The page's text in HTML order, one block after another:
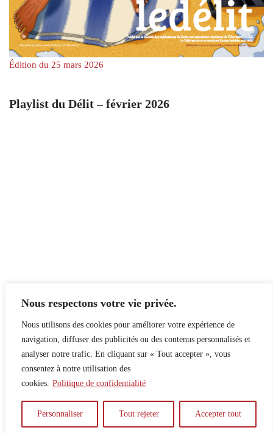
Nous respectons votre vie privée.
Nous utilisons des cookies pour améliorer votre expérience de
navigation, diffuser des publicités ou des contenus personnalisés et
analyser notre trafic. En cliquant sur « Tout accepter », vous
consentez à notre utilisation des
cookies. Politique de confidentialité
Personnaliser Tout rejeter Accepter tout
Édition du 25 mars 2026
Playlist du Délit – février 2026